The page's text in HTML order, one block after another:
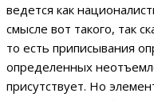
ведется как
смысле вот такого, так
то есть приписывания
определенных
присутствует. Но